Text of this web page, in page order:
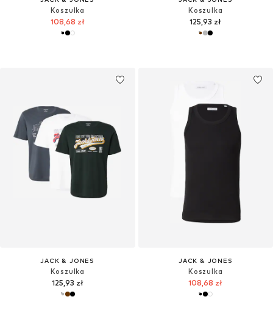
Koszulka
108,68 zł
Koszulka
125,93 zł
JACK & JONES
Koszulka
125,93 zł
JACK & JONES
Koszulka
108,68 zł